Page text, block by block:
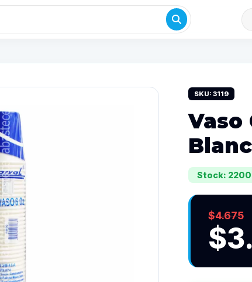
SKU: 3119
Vaso
Stock: 2200
$4.675